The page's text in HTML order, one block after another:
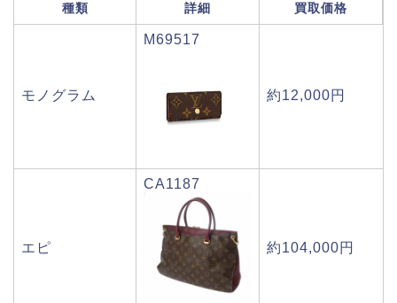
種類 詳細 買取価格
モノグラム
M69517
約12,000円
エピ
CA1187
約104,000円